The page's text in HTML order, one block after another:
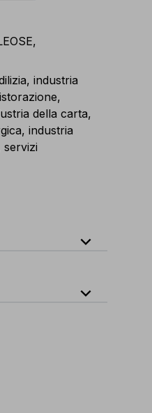
industria
della carta,
industria
servizi
expand_less
expand_less